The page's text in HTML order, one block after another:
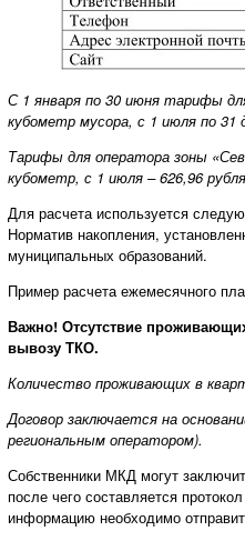
С 1 января по 30 июня тарифы
кубометр мусора, с 1 июля по 31
Тарифы для оператора зоны
кубометр, с 1 июля – 626,96
Для расчета используется
Норматив накопления,
муниципальных образований.
Пример расчета ежемесячного
Важно! Отсутствие
вывозу ТКО.
Количество проживающих в
Договор заключается на
региональным оператором).
Собственники МКД могут
после чего составляется
информацию необходимо